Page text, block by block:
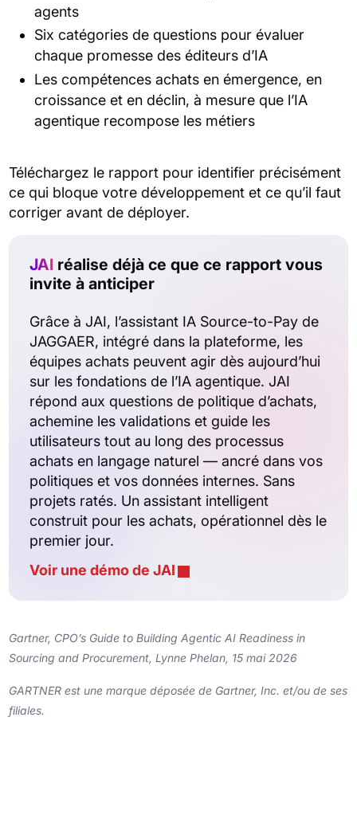
agents
Six catégories de questions pour évaluer
chaque promesse des éditeurs d’IA
Les compétences achats en émergence, en
croissance et en déclin, à mesure que l’IA
agentique recompose les métiers
Téléchargez le rapport pour identifier précisément
ce qui bloque votre développement et ce qu’il faut
corriger avant de déployer.
JAIréalise déjà ce que ce rapport vous
invite à anticiper
Grâce à JAI, l’assistant IA Source-to-Pay de
JAGGAER, intégré dans la plateforme, les
équipes achats peuvent agir dès aujourd’hui
sur les fondations de l’IA agentique. JAI
répond aux questions de politique d’achats,
achemine les validations et guide les
utilisateurs tout au long des processus
achats en langage naturel — ancré dans vos
politiques et vos données internes. Sans
projets ratés. Un assistant intelligent
construit pour les achats, opérationnel dès le
premier jour.
Voir une démo de JAI
Gartner, CPO’s Guide to Building Agentic AI Readiness in
Sourcing and Procurement, Lynne Phelan, 15 mai 2026
GARTNER est une marque déposée de Gartner, Inc. et/ou de ses
filiales.